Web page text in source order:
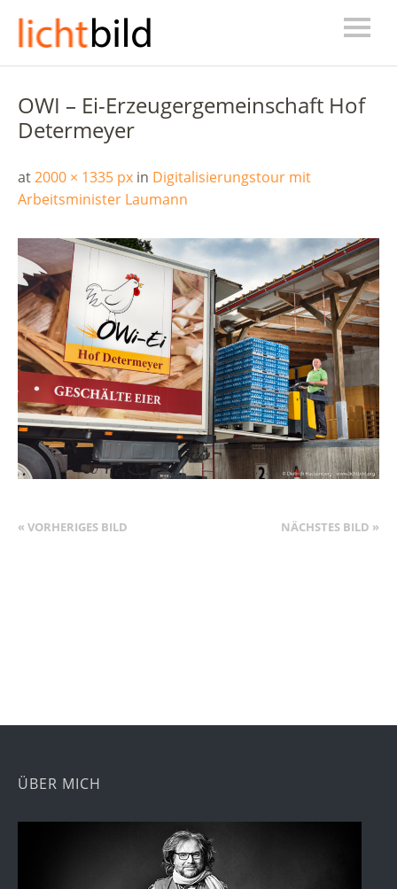
OWI – Ei-Erzeugergemeinschaft Hof
Determeyer
at2000 × 1335 px in Digitalisierungstour mit
Arbeitsminister Laumann
« VORHERIGES BILD NÄCHSTES BILD »
ÜBER MICH